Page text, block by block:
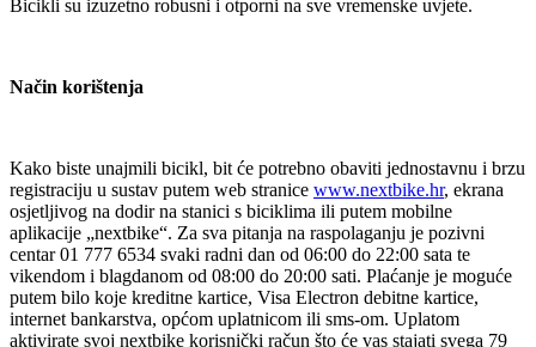
Bicikli su izuzetno robusni i otporni na sve vremenske uvjete.
Način korištenja
Kako biste unajmili bicikl, bit će potrebno obaviti jednostavnu i brzu
registraciju u sustav putem web stranice www.nextbike.hr, ekrana
osjetljivog na dodir na stanici s biciklima ili putem mobilne
aplikacije „nextbike“. Za sva pitanja na raspolaganju je pozivni
centar 01 777 6534 svaki radni dan od 06:00 do 22:00 sata te
vikendom i blagdanom od 08:00 do 20:00 sati. Plaćanje je moguće
putem bilo koje kreditne kartice, Visa Electron debitne kartice,
internet bankarstva, općom uplatnicom ili sms-om. Uplatom
aktivirate svoj nextbike korisnički račun što će vas stajati svega 79